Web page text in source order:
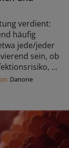
verdient:
häufig
jede/jeder
sein, ob
...
Danone